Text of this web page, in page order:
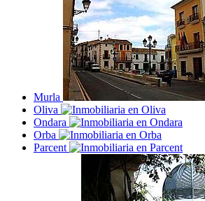
Murla
Oliva
Ondara
Orba
Parcent